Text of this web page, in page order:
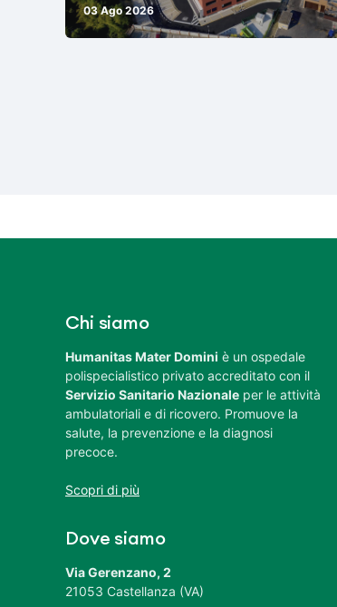
03 Ago 2026
Chi siamo
Humanitas Mater Domini è un ospedale
polispecialistico privato accreditato con il
Servizio Sanitario Nazionale per le attività
ambulatoriali e di ricovero. Promuove la
salute, la prevenzione e la diagnosi
precoce.
Scopri di più
Dove siamo
Via Gerenzano, 2
21053 Castellanza (VA)